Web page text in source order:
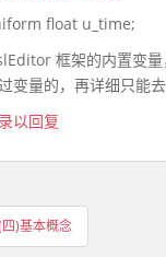
float u_time;
框架的内置变
变量的，再详细只能
以回复
)基本概念